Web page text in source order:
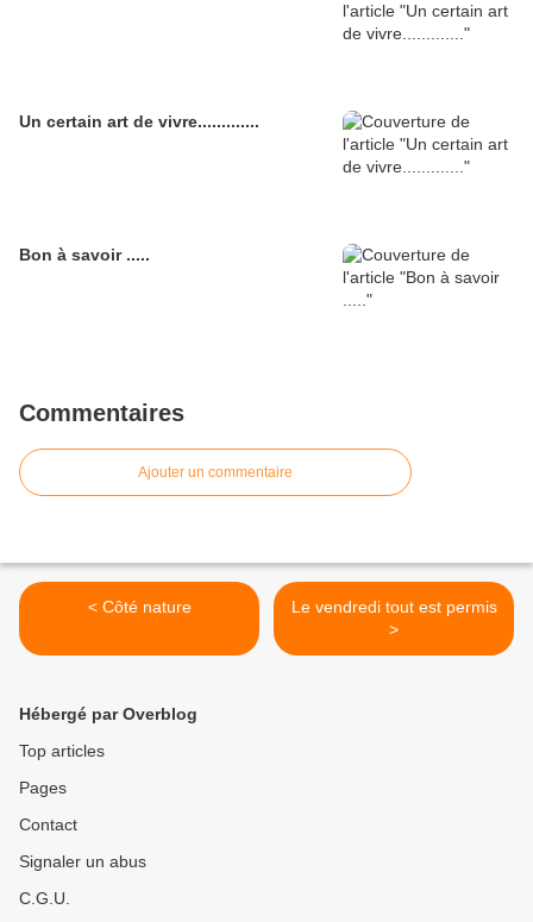
Un certain art de vivre.............
Bon à savoir .....
Commentaires
Ajouter un commentaire
< Côté nature
Le vendredi tout est permis
>
Hébergé par Overblog
Top articles
Pages
Contact
Signaler un abus
C.G.U.